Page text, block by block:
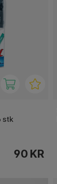
stk
90 KR